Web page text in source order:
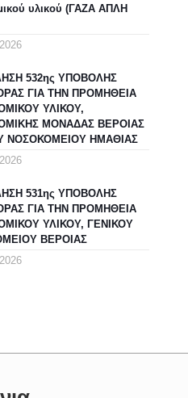
υλικού (ΓΑΖΑ ΑΠΛΗ
532ης ΥΠΟΒΟΛΗΣ
ΓΙΑ ΤΗΝ ΠΡΟΜΗΘΕΙΑ
ΥΛΙΚΟΥ,
ΜΟΝΑΔΑΣ ΒΕΡΟΙΑΣ
ΝΟΣΟΚΟΜΕΙΟΥ ΗΜΑΘΙΑΣ
531ης ΥΠΟΒΟΛΗΣ
ΓΙΑ ΤΗΝ ΠΡΟΜΗΘΕΙΑ
ΥΛΙΚΟΥ, ΓΕΝΙΚΟΥ
ΒΕΡΟΙΑΣ